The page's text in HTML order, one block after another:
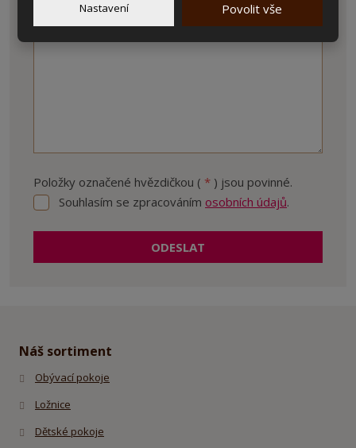
Text zprávy *
Položky označené hvězdičkou ( * ) jsou povinné.
Souhlasím
zpracováním
Souhlasím se zpracováním osobních údajů.
ODESLAT
odeslat.
Náš sortiment
Obývací pokoje
Ložnice
Dětské pokoje
Nastavení Povolit vše